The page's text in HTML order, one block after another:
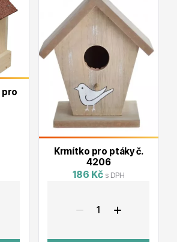
pro
Krmítko pro ptáky č.
4206
186 Kč s DPH